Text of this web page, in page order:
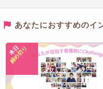
あなたにおすすめのイ
本日
締め切り